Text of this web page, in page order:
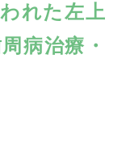
れた左上
病治療・